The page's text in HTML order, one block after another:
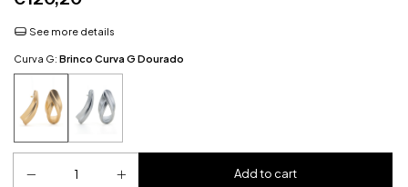
See more details
Curva G: Brinco Curva G Dourado